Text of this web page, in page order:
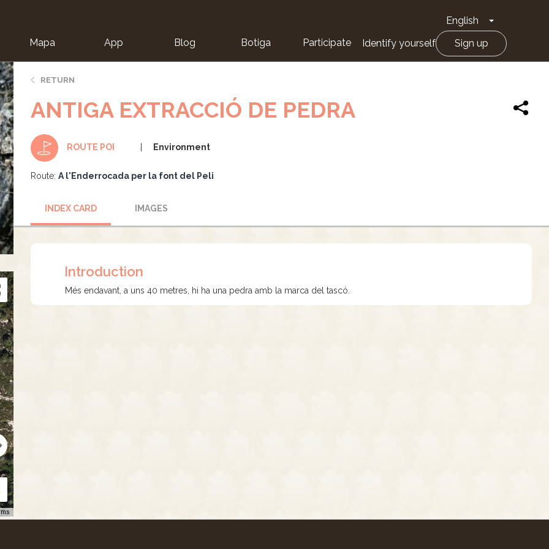
English Toggle
Mapa App Blog Botiga Participate Identify yourself Sign up
RETURN
ANTIGA EXTRACCIÓ DE PEDRA
ROUTE POI Environment
Route: A l'Enderrocada per la font del Peli
INDEX CARD IMAGES
Introduction
Més endavant, a uns 40 metres, hi ha una pedra amb la marca del tascó.